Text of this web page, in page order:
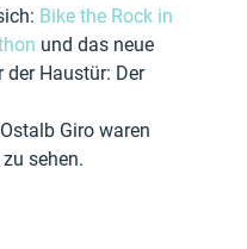
Bike the Rock in
und das neue
der Haustür: Der
Giro waren
sehen.